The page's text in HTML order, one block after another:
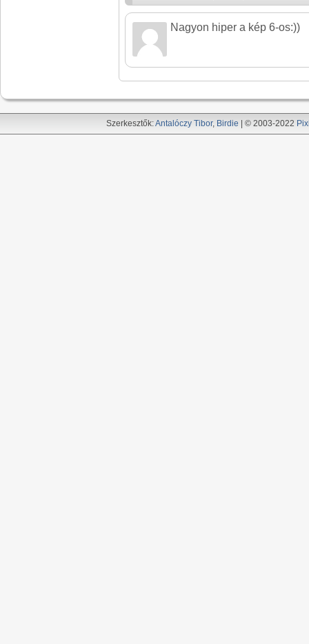
Nagyon hiper a kép 6-os:))
Szerkesztők:Antalóczy Tibor, Birdie | © 2003-2022